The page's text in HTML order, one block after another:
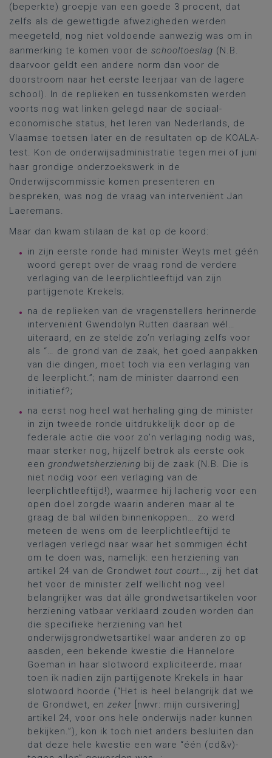
(beperkte) groepje van een goede 3 procent, dat
zelfs als de gewettigde afwezigheden werden
meegeteld, nog niet voldoende aanwezig was om in
aanmerking te komen voor de schooltoeslag (N.B.
daarvoor geldt een andere norm dan voor de
doorstroom naar het eerste leerjaar van de lagere
school). In de replieken en tussenkomsten werden
voorts nog wat linken gelegd naar de sociaal-
economische status, het leren van Nederlands, de
Vlaamse toetsen later en de resultaten op de KOALA-
test. Kon de onderwijsadministratie tegen mei of juni
haar grondige onderzoekswerk in de
Onderwijscommissie komen presenteren en
bespreken, was nog de vraag van interveniënt Jan
Laeremans.
Maar dan kwam stilaan de kat op de koord:
in zijn eerste ronde had minister Weyts met géén
woord gerept over de vraag rond de verdere
verlaging van de leerplichtleeftijd van zijn
partijgenote Krekels;
na de replieken van de vragenstellers herinnerde
interveniënt Gwendolyn Rutten daaraan wél…
uiteraard, en ze stelde zo’n verlaging zelfs voor
als “… de grond van de zaak, het goed aanpakken
van die dingen, moet toch via een verlaging van
de leerplicht.”; nam de minister daarrond een
initiatief?;
na eerst nog heel wat herhaling ging de minister
in zijn tweede ronde uitdrukkelijk door op de
federale actie die voor zo’n verlaging nodig was,
maar sterker nog, hijzelf betrok als eerste ook
een grondwetsherziening bij de zaak (N.B. Die is
niet nodig voor een verlaging van de
leerplichtleeftijd!), waarmee hij lacherig voor een
open doel zorgde waarin anderen maar al te
graag de bal wilden binnenkoppen… zo werd
meteen de wens om de leerplichtleeftijd te
verlagen verlegd naar waar het sommigen écht
om te doen was, namelijk: een herziening van
artikel 24 van de Grondwet tout court…, zij het dat
het voor de minister zelf wellicht nog veel
belangrijker was dat álle grondwetsartikelen voor
herziening vatbaar verklaard zouden worden dan
die specifieke herziening van het
onderwijsgrondwetsartikel waar anderen zo op
aasden, een bekende kwestie die Hannelore
Goeman in haar slotwoord expliciteerde; maar
toen ik nadien zijn partijgenote Krekels in haar
slotwoord hoorde (“Het is heel belangrijk dat we
de Grondwet, en zeker [nwvr: mijn cursivering]
artikel 24, voor ons hele onderwijs nader kunnen
bekijken.”), kon ik toch niet anders besluiten dan
dat deze hele kwestie een ware “één (cd&v)-